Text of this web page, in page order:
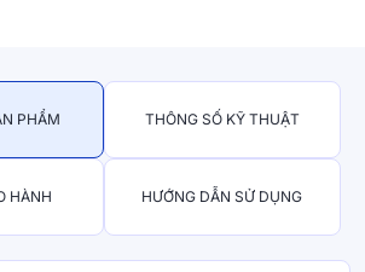
PHẨM THÔNG SỐ KỸ THUẬT
HÀNH HƯỚNG DẪN SỬ DỤNG